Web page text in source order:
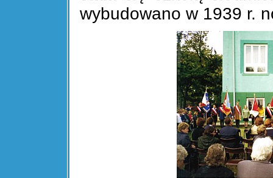
wybudowano w 1939 r.